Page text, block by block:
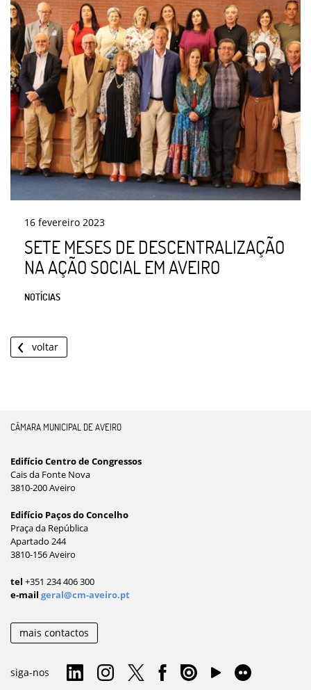
16 fevereiro 2023
SETE MESES DE DESCENTRALIZAÇÃO
NA AÇÃO SOCIAL EM AVEIRO
NOTÍCIAS
voltar
CÂMARA MUNICIPAL DE AVEIRO
Edifício Centro de Congressos
Cais da Fonte Nova
3810-200 Aveiro
Edifício Paços do Concelho
Praça da República
Apartado 244
3810-156 Aveiro
tel +351 234 406 300
e-mail geral@cm-aveiro.pt
mais contactos
siga-nos